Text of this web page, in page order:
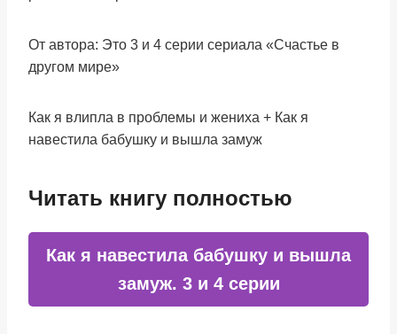
От автора: Это 3 и 4 серии сериала «Счастье в
другом мире»
Как я влипла в проблемы и жениха + Как я
навестила бабушку и вышла замуж
Читать книгу полностью
Как я навестила бабушку и вышла
замуж. 3 и 4 серии